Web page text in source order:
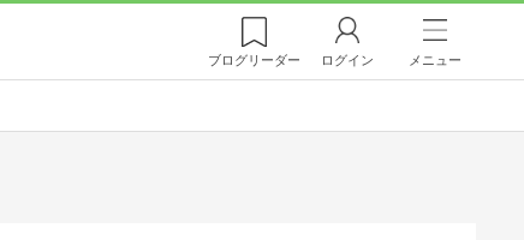
ブログリーダー ログイン メニュー